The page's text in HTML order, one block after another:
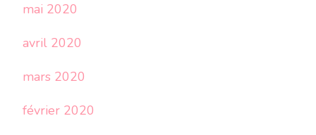
mai 2020
avril 2020
mars 2020
février 2020